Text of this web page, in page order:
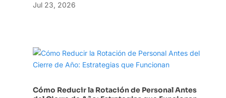
Jul 23, 2026
Cómo Reducir la Rotación de Personal Antes